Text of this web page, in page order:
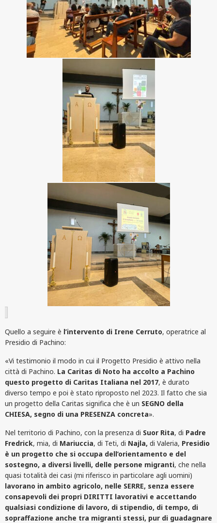
Quello a seguire è l’intervento di Irene Cerruto, operatrice al
Presidio di Pachino:
«Vi testimonio il modo in cui il Progetto Presidio è attivo nella
città di Pachino. La Caritas di Noto ha accolto a Pachino
questo progetto di Caritas Italiana nel 2017, è durato
diverso tempo e poi è stato riproposto nel 2023. Il fatto che sia
un progetto della Caritas significa che è un SEGNO della
CHIESA, segno di una PRESENZA concreta».
Nel territorio di Pachino, con la presenza di Suor Rita, di Padre
Fredrick, mia, di Mariuccia, di Teti, di Najla, di Valeria, Presidio
è un progetto che si occupa dell’orientamento e del
sostegno, a diversi livelli, delle persone migranti, che nella
quasi totalità dei casi (mi riferisco in particolare agli uomini)
lavorano in ambito agricolo, nelle SERRE, senza essere
consapevoli dei propri DIRITTI lavorativi e accettando
qualsiasi condizione di lavoro, di stipendio, di tempo, di
sopraffazione anche tra migranti stessi, pur di guadagnare